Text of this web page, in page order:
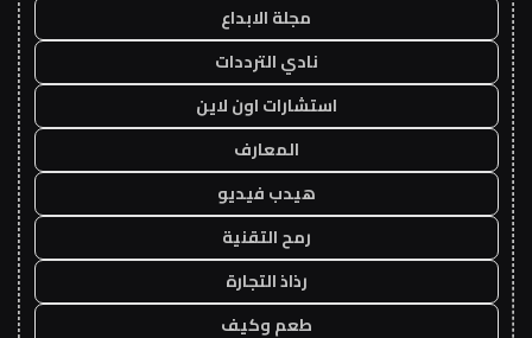
مجلة الابداع
نادي الترددات
استشارات اون لاين
المعارف
هيدب فيديو
رمح التقنية
رذاذ التجارة
طعم وكيف